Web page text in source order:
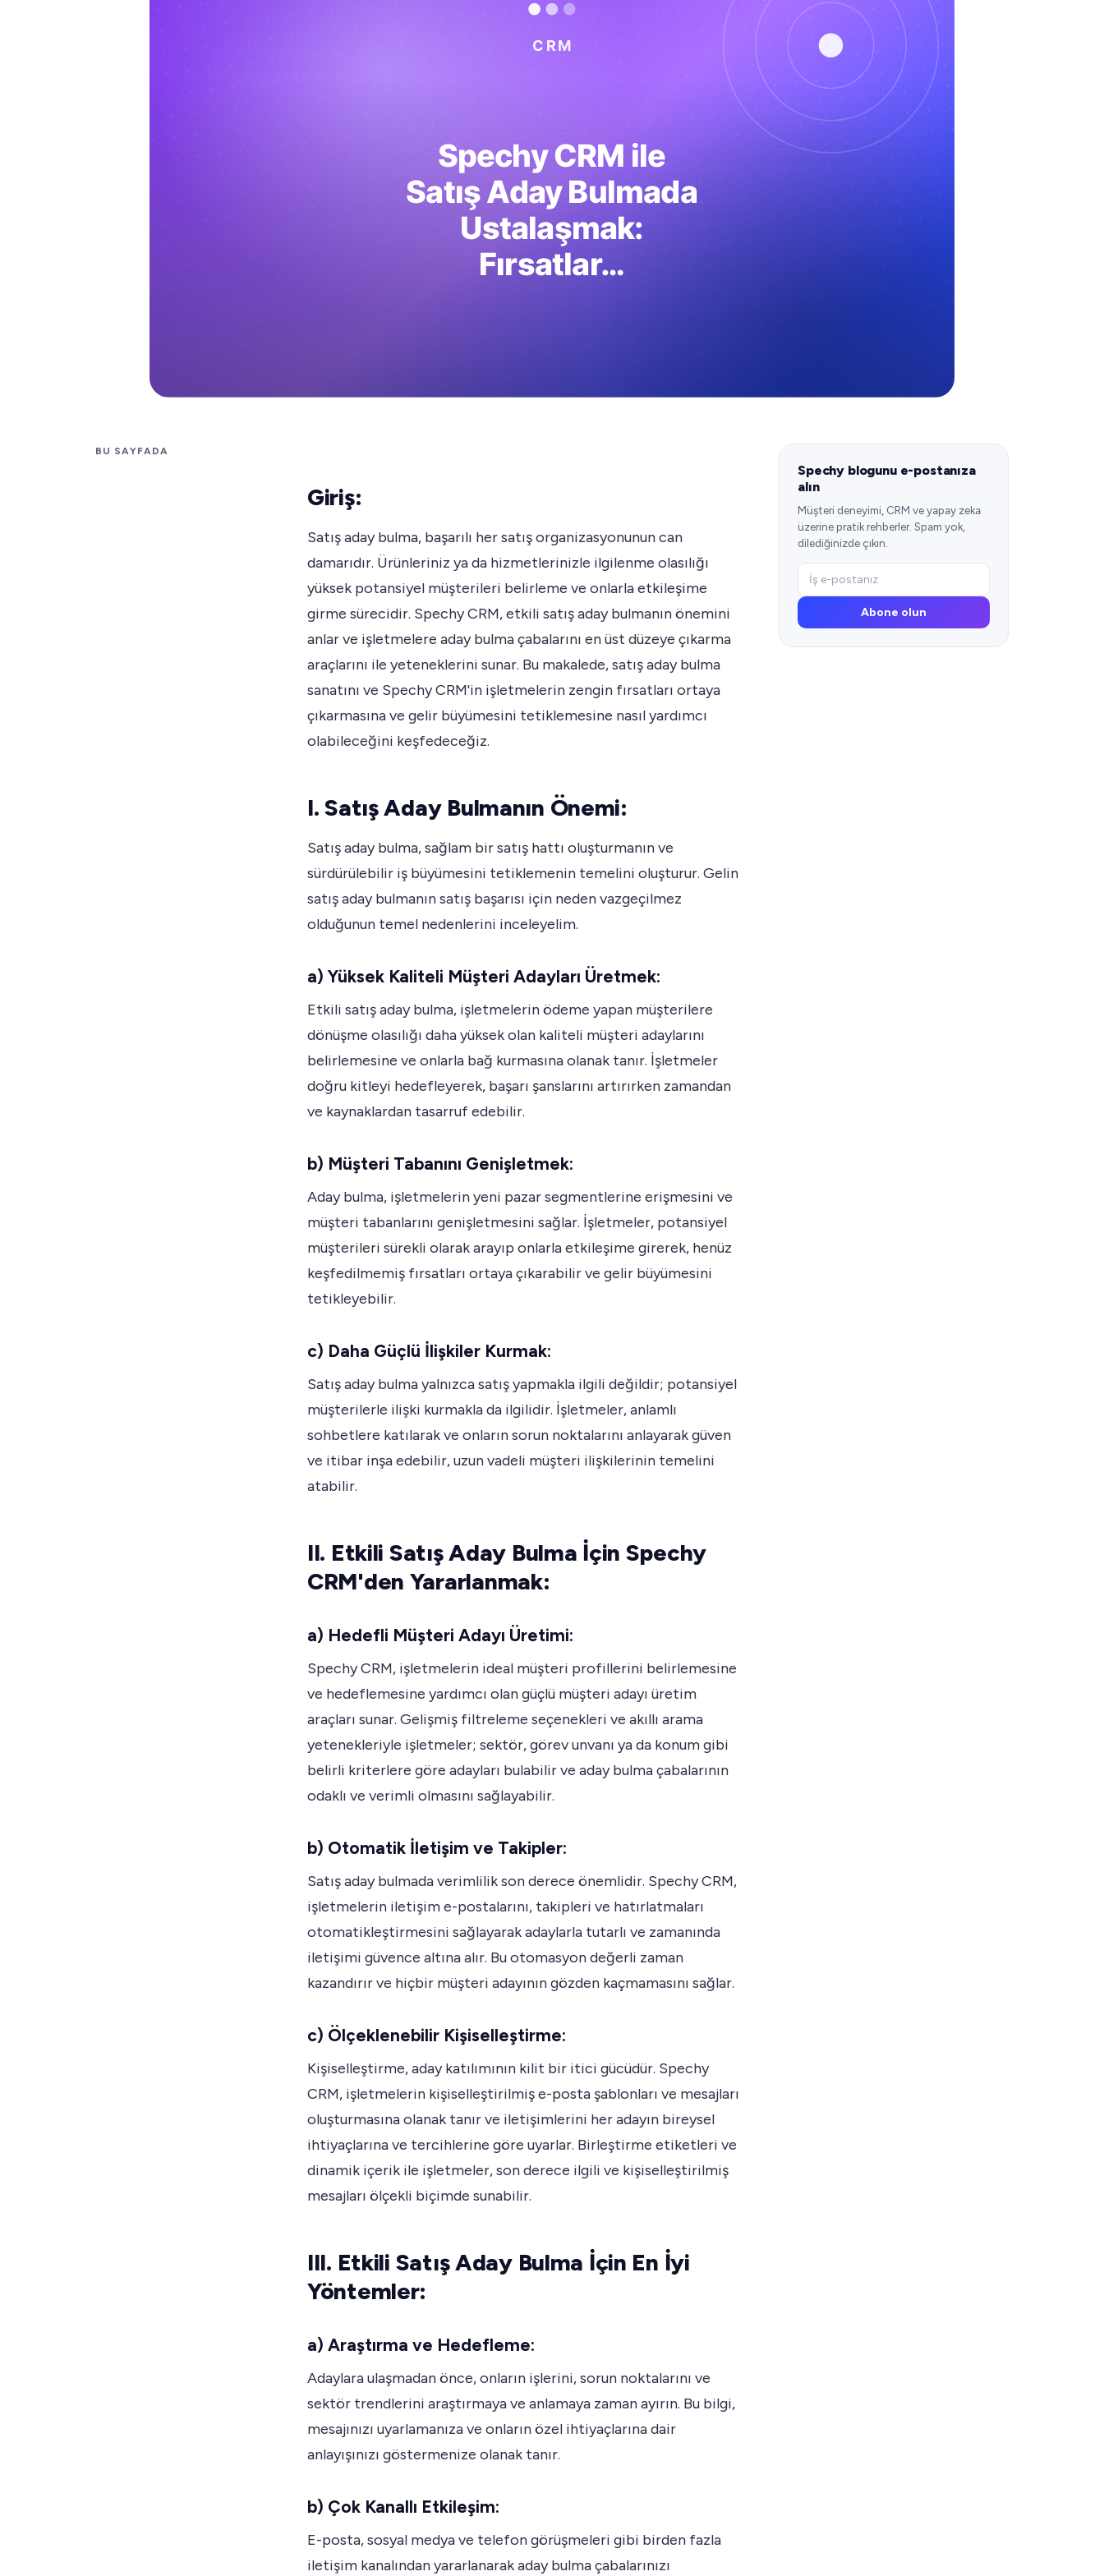
BU SAYFADA
Giriş:
Satış aday bulma, başarılı her satış organizasyonunun can
damarıdır. Ürünleriniz ya da hizmetlerinizle ilgilenme olasılığı
yüksek potansiyel müşterileri belirleme ve onlarla etkileşime
girme sürecidir. Spechy CRM, etkili satış aday bulmanın önemini
anlar ve işletmelere aday bulma çabalarını en üst düzeye çıkarma
araçlarını ile yeteneklerini sunar. Bu makalede, satış aday bulma
sanatını ve Spechy CRM'in işletmelerin zengin fırsatları ortaya
çıkarmasına ve gelir büyümesini tetiklemesine nasıl yardımcı
olabileceğini keşfedeceğiz.
I. Satış Aday Bulmanın Önemi:
Satış aday bulma, sağlam bir satış hattı oluşturmanın ve
sürdürülebilir iş büyümesini tetiklemenin temelini oluşturur. Gelin
satış aday bulmanın satış başarısı için neden vazgeçilmez
olduğunun temel nedenlerini inceleyelim.
a) Yüksek Kaliteli Müşteri Adayları Üretmek:
Etkili satış aday bulma, işletmelerin ödeme yapan müşterilere
dönüşme olasılığı daha yüksek olan kaliteli müşteri adaylarını
belirlemesine ve onlarla bağ kurmasına olanak tanır. İşletmeler
doğru kitleyi hedefleyerek, başarı şanslarını artırırken zamandan
ve kaynaklardan tasarruf edebilir.
b) Müşteri Tabanını Genişletmek:
Aday bulma, işletmelerin yeni pazar segmentlerine erişmesini ve
müşteri tabanlarını genişletmesini sağlar. İşletmeler, potansiyel
müşterileri sürekli olarak arayıp onlarla etkileşime girerek, henüz
keşfedilmemiş fırsatları ortaya çıkarabilir ve gelir büyümesini
tetikleyebilir.
c) Daha Güçlü İlişkiler Kurmak:
Satış aday bulma yalnızca satış yapmakla ilgili değildir; potansiyel
müşterilerle ilişki kurmakla da ilgilidir. İşletmeler, anlamlı
sohbetlere katılarak ve onların sorun noktalarını anlayarak güven
ve itibar inşa edebilir, uzun vadeli müşteri ilişkilerinin temelini
atabilir.
II. Etkili Satış Aday Bulma İçin Spechy
CRM'den Yararlanmak:
a) Hedefli Müşteri Adayı Üretimi:
Spechy CRM, işletmelerin ideal müşteri profillerini belirlemesine
ve hedeflemesine yardımcı olan güçlü müşteri adayı üretim
araçları sunar. Gelişmiş filtreleme seçenekleri ve akıllı arama
yetenekleriyle işletmeler; sektör, görev unvanı ya da konum gibi
belirli kriterlere göre adayları bulabilir ve aday bulma çabalarının
odaklı ve verimli olmasını sağlayabilir.
b) Otomatik İletişim ve Takipler:
Satış aday bulmada verimlilik son derece önemlidir. Spechy CRM,
işletmelerin iletişim e-postalarını, takipleri ve hatırlatmaları
otomatikleştirmesini sağlayarak adaylarla tutarlı ve zamanında
iletişimi güvence altına alır. Bu otomasyon değerli zaman
kazandırır ve hiçbir müşteri adayının gözden kaçmamasını sağlar.
c) Ölçeklenebilir Kişiselleştirme:
Kişiselleştirme, aday katılımının kilit bir itici gücüdür. Spechy
CRM, işletmelerin kişiselleştirilmiş e-posta şablonları ve mesajları
oluşturmasına olanak tanır ve iletişimlerini her adayın bireysel
ihtiyaçlarına ve tercihlerine göre uyarlar. Birleştirme etiketleri ve
dinamik içerik ile işletmeler, son derece ilgili ve kişiselleştirilmiş
mesajları ölçekli biçimde sunabilir.
III. Etkili Satış Aday Bulma İçin En İyi
Yöntemler:
a) Araştırma ve Hedefleme:
Adaylara ulaşmadan önce, onların işlerini, sorun noktalarını ve
sektör trendlerini araştırmaya ve anlamaya zaman ayırın. Bu bilgi,
mesajınızı uyarlamanıza ve onların özel ihtiyaçlarına dair
anlayışınızı göstermenize olanak tanır.
b) Çok Kanallı Etkileşim:
E-posta, sosyal medya ve telefon görüşmeleri gibi birden fazla
iletişim kanalından yararlanarak aday bulma çabalarınızı
Spechy blogunu e-postanıza
alın
Müşteri deneyimi, CRM ve yapay zeka
üzerine pratik rehberler. Spam yok,
dilediğinizde çıkın.
Abone olun